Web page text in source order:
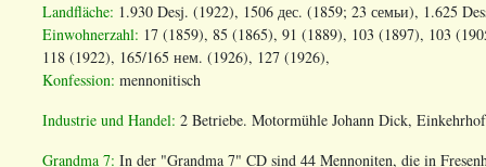
Landfläche: 1.930 Desj. (1922), 1506 дес. (1859; 23 семьи), 1.625
Einwohnerzahl: 17 (1859), 85 (1865), 91 (1889), 103 (1897), 103
118 (1922), 165/165 нем. (1926), 127 (1926),
Konfession: mennonitisch
Industrie und Handel: 2 Betriebe. Motormühle Johann Dick,
Grandma 7: In der "Grandma 7" CD sind 44 Mennoniten, die in